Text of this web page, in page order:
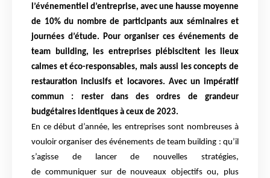
l’événementiel d’entreprise, avec une hausse moyenne
de 10% du nombre de participants aux séminaires et
journées d’étude. Pour organiser ces événements de
team building, les entreprises plébiscitent les lieux
calmes et éco-responsables, mais aussi les concepts de
restauration inclusifs et locavores. Avec un impératif
commun : rester dans des ordres de grandeur
budgétaires identiques à ceux de 2023.
En ce début d’année, les entreprises sont nombreuses à
vouloir organiser des événements de team building : qu’il
s’agisse de lancer de nouvelles stratégies,
de communiquer sur de nouveaux objectifs ou, plus